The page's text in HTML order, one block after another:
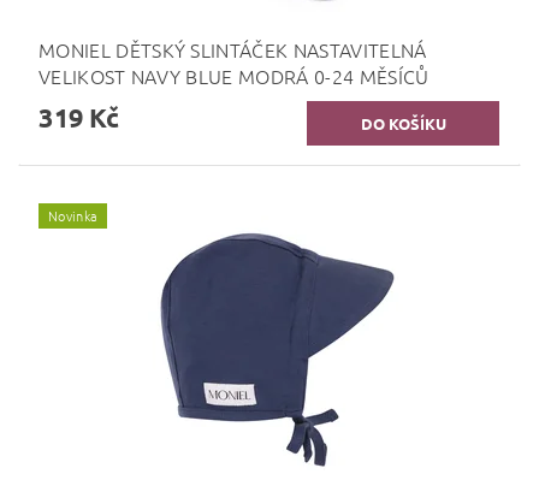
MONIEL DĚTSKÝ SLINTÁČEK NASTAVITELNÁ
VELIKOST NAVY BLUE MODRÁ 0-24 MĚSÍCŮ
319 Kč
Novinka